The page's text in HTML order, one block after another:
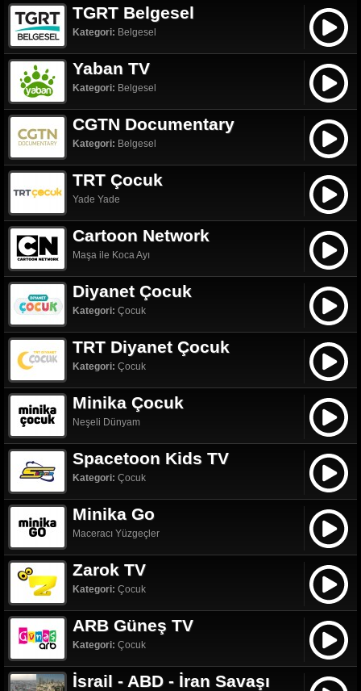
TGRT Belgesel
Kategori: Belgesel
Yaban TV
Kategori: Belgesel
CGTN Documentary
Kategori: Belgesel
TRT Çocuk
Yade Yade
Cartoon Network
Maşa ile Koca Ayı
Diyanet Çocuk
Kategori: Çocuk
TRT Diyanet Çocuk
Kategori: Çocuk
Minika Çocuk
Neşeli Dünyam
Spacetoon Kids TV
Kategori: Çocuk
Minika Go
Maceracı Yüzgeçler
Zarok TV
Kategori: Çocuk
ARB Güneş TV
Kategori: Çocuk
İsrail - ABD - İran Savaşı